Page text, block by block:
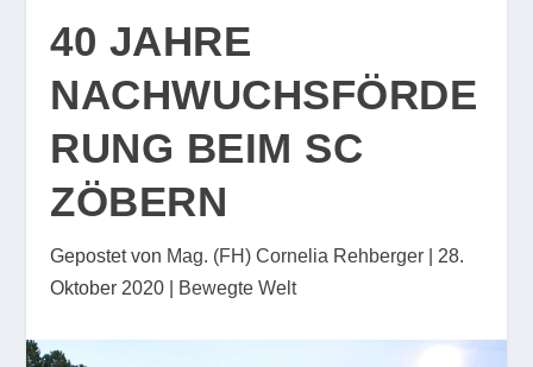
40 JAHRE
NACHWUCHSFÖRDE
RUNG BEIM SC
ZÖBERN
Gepostet von Mag. (FH) Cornelia Rehberger
28.
Oktober 2020
Bewegte Welt